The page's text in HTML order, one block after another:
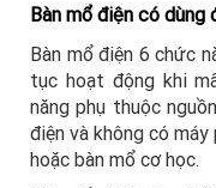
Bàn mổ điện có
Bàn mổ điện 6 chức
tục hoạt động khi
năng phụ thuộc
điện và không có máy
hoặc bàn mổ cơ học.